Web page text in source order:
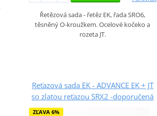
Řetězová sada - řetěz EK, řada SRO6,
těsněný O-kroužkem. Ocelové kočeko a
rozeta JT.
Reťazová sada EK - ADVANCE EK + JT
so zlatou reťazou SRX2 -doporučená
ZĽAVA 6%